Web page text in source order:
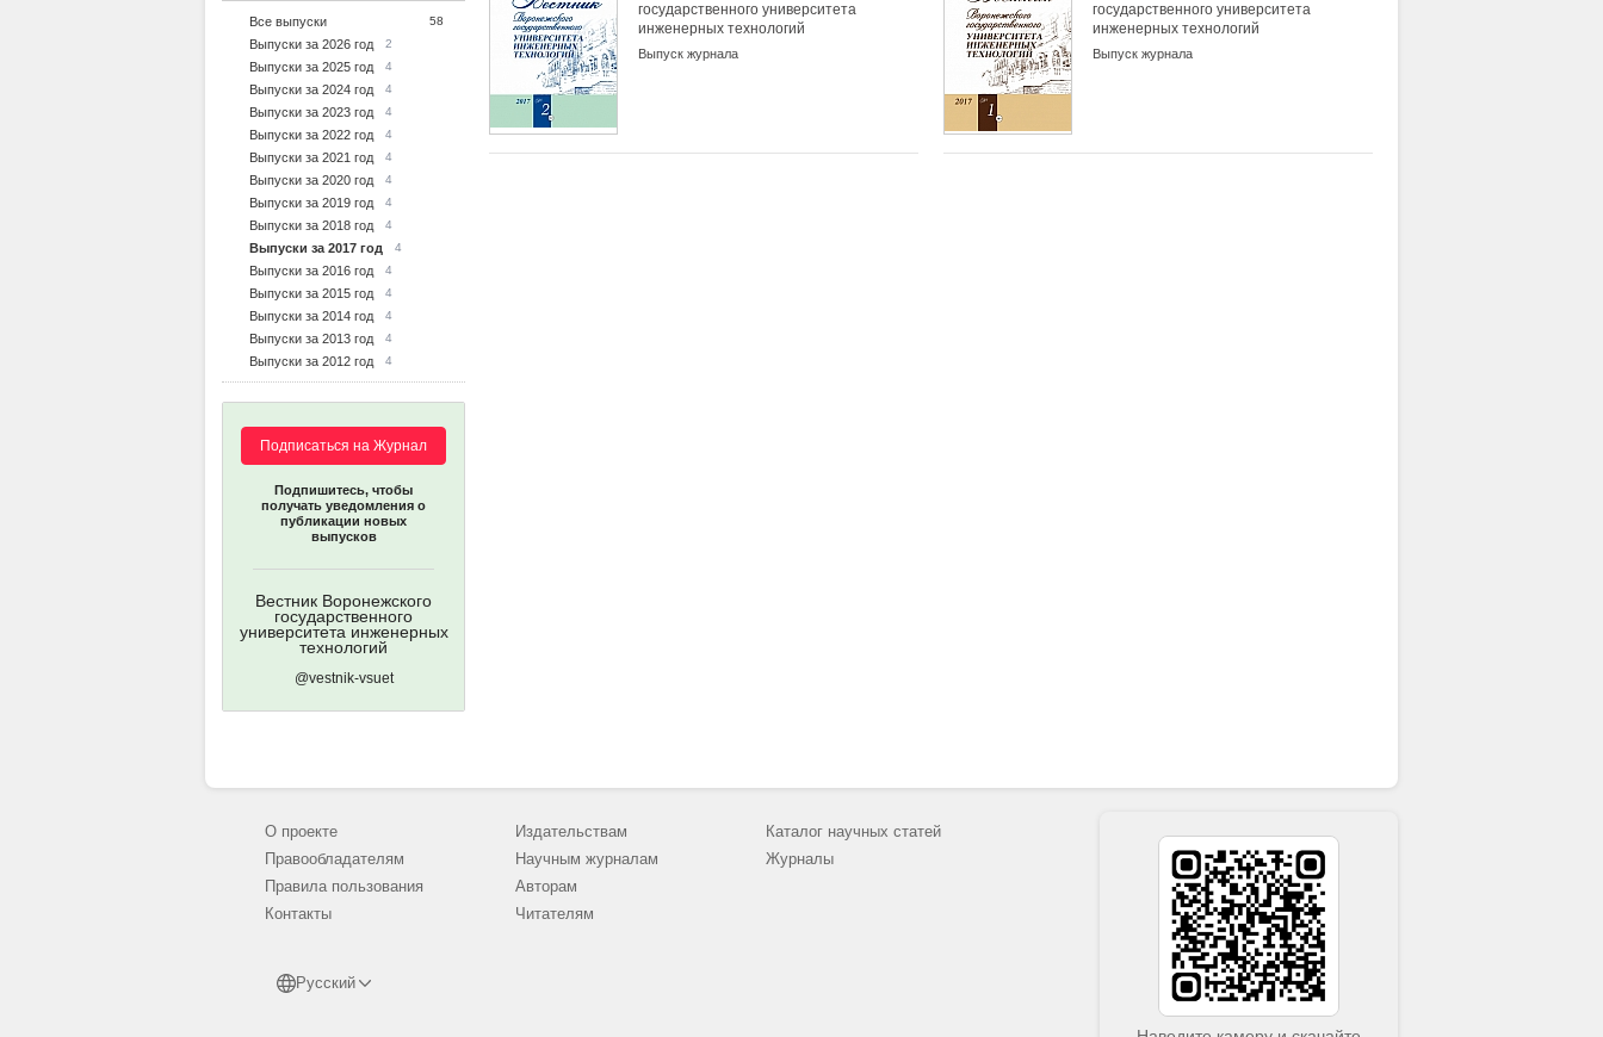
Все выпуски 58
Выпуски за 2026 год 2
Выпуски за 2025 год 4
Выпуски за 2024 год 4
Выпуски за 2023 год 4
Выпуски за 2022 год 4
Выпуски за 2021 год 4
Выпуски за 2020 год 4
Выпуски за 2019 год 4
Выпуски за 2018 год 4
Выпуски за 2017 год 4
Выпуски за 2016 год 4
Выпуски за 2015 год 4
Выпуски за 2014 год 4
Выпуски за 2013 год 4
Выпуски за 2012 год 4
Подписаться на Журнал
Подпишитесь, чтобы
получать уведомления о
публикации новых
выпусков
Вестник Воронежского
государственного
университета инженерных
технологий
@vestnik-vsuet
государственного университета
инженерных технологий
Выпуск журнала
государственного университета
инженерных технологий
Выпуск журнала
О проекте
Правообладателям
Правила пользования
Контакты
Русский
Издательствам
Научным журналам
Авторам
Читателям
Каталог научных статей
Журналы